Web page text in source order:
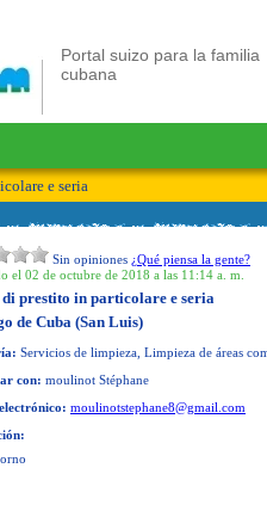
Portal suizo para la familia
cubana
e seria
Sin opiniones ¿Qué piensa la gente?
el 02 de octubre de 2018 a las 11:14 a. m.
prestito in particolare e seria
de Cuba (San Luis)
Servicios de limpieza, Limpieza de áreas
con: moulinot Stéphane
moulinotstephane8@gmail.com